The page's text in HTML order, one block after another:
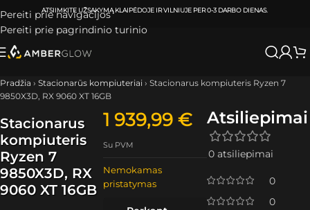
Pereiti prie navigacijos
Pereiti prie pagrindinio turinio
ATSIIMKITE UŽSAKYMĄKLAIPĖDOJE IR VILNIUJE PER0-3 DARBO DIENAS.
Pradžia › Stacionarūs kompiuteriai › Stacionarus kompiuteris Ryzen 7
9850X3D, RX 9060 XT 16GB
Stacionarus
kompiuteris
Ryzen 7
9850X3D, RX
9060 XT 16GB
1 939,99€
Su PVM
Nemokamas
pristatymas
Atsiliepimai
0 atsiliepimai
0
0